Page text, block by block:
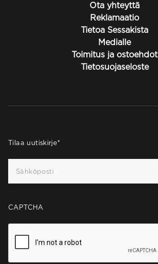
Ota yhteyttä
Reklamaatio
Tietoa Sessakista
Medialle
Toimitus ja ostoehdot
Tietosuojaseloste
Tilaa uutiskirje*
CAPTCHA